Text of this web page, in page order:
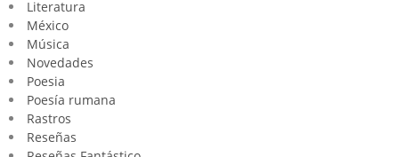
Literatura
México
Música
Novedades
Poesia
Poesía rumana
Rastros
Reseñas